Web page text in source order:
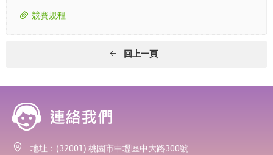
競賽規程
回上一頁
地址：(32001) 桃園市中壢區中大路300號